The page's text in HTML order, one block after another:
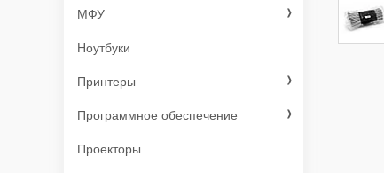
МФУ
Ноутбуки
Принтеры
Программное обеспечение
Проекторы